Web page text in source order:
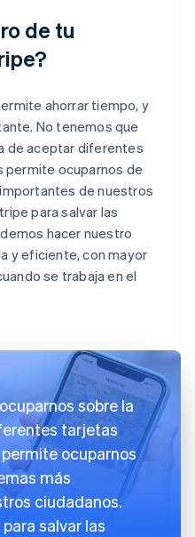
de tu
ahorrar tiempo, y
No tenemos que
de aceptar diferentes
permite ocuparnos de
de nuestros
para salvar las
hacer nuestro
y eficiente, con mayor
se trabaja en el
sobre la
tarjetas
ocuparnos
más
ciudadanos.
salvar las